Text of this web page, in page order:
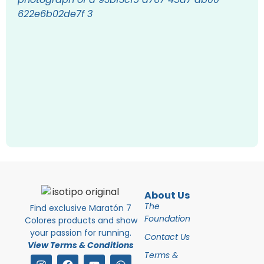
Find exclusive Maratón 7
Colores products and show
your passion for running.
View Terms & Conditions
About Us
The
Foundation
Contact Us
Terms &